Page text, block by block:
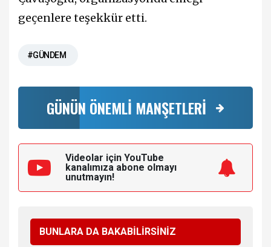
geçenlere teşekkür etti.
#GÜNDEM
GÜNÜN ÖNEMLİ MANŞETLERİ
Videolar için YouTube
kanalımıza abone olmayı
unutmayın!
BUNLARA DA BAKABİLİRSİNİZ